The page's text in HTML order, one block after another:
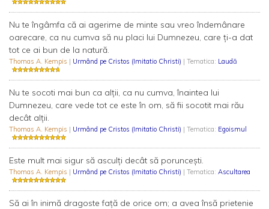
Nu te îngâmfa că ai agerime de minte sau vreo îndemânare
oarecare, ca nu cumva să nu placi lui Dumnezeu, care ţi-a dat
tot ce ai bun de la natură.
Thomas A. Kempis | Urmând pe Cristos (Imitatio Christi) | Tematica: Laudă
Nu te socoti mai bun ca alţii, ca nu cumva, înaintea lui
Dumnezeu, care vede tot ce este în om, să fii socotit mai rău
decât alţii.
Thomas A. Kempis | Urmând pe Cristos (Imitatio Christi) | Tematica: Egoismul
Este mult mai sigur să asculţi decât să porunceşti.
Thomas A. Kempis | Urmând pe Cristos (Imitatio Christi) | Tematica: Ascultarea
Să ai în inimă dragoste faţă de orice om; a avea însă prietenie